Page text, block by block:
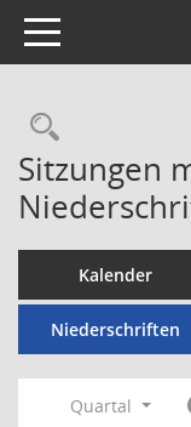
Toggle navigation
Sitzungen
Kalender
Niederschriften
Quartal